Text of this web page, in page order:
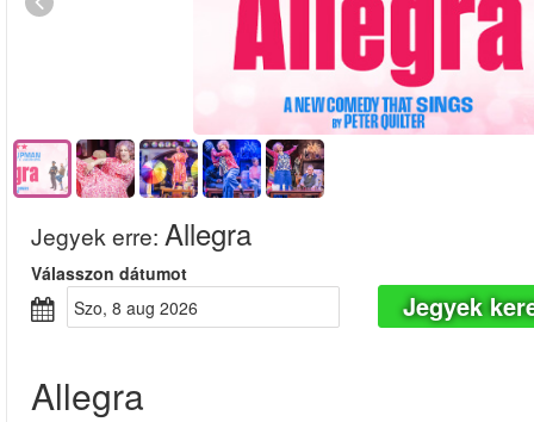
Jegyek erre: Allegra
Válasszon dátumot
szo, 8 aug 2026
Jegyek
Allegra